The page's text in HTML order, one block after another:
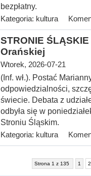
bezpłatny.
Kategoria: kultura
STRONIE
Orańskiej
Wtorek, 2026-07-21
(Inf. wł.). Postać
odpowiedzialności,
świecie. Debata z
odbyła się w
Stroniu Śląskim.
Kategoria: kultura
Strona 1 z 135 1 2